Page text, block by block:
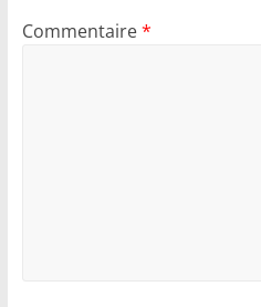
Commentaire*